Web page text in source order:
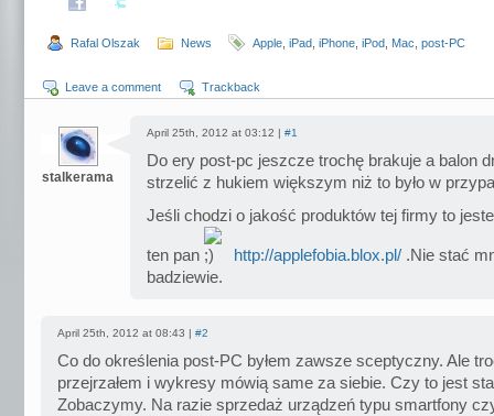
Rafal Olszak News Apple iPad iPhone iPod Mac post-PC
Leave a comment Trackback
stalkerama
April 25th, 2012 at 03:12 | #1
Do ery post-pc jeszcze trochę brakuje a balon
strzelić z hukiem większym niż to było w
Jeśli chodzi o jakość produktów tej firmy to
ten pan http://applefobia.blox.pl/ .Nie stać
badziewie.
April 25th, 2012 at 08:43 | #2
Co do określenia post-PC byłem zawsze sceptyczny. Ale
przejrzałem i wykresy mówią same za siebie. Czy to jest
Zobaczymy. Na razie sprzedaż urządzeń typu smartfony